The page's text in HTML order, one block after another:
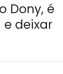
Dony, é
deixar